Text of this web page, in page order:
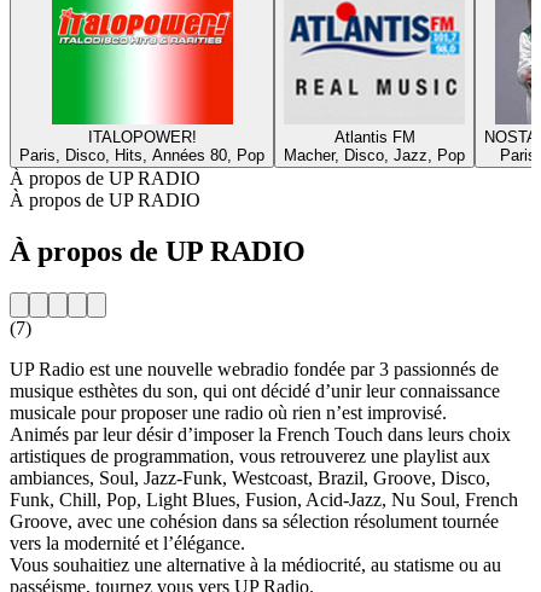
ITALOPOWER!
Paris, Disco, Hits, Années 80, Pop
Atlantis FM
Macher, Disco, Jazz, Pop
À propos de UP RADIO
À propos de UP RADIO
À propos de UP RADIO
(7)
UP Radio est une nouvelle webradio fondée par 3 passionnés de
musique esthètes du son, qui ont décidé d’unir leur connaissance
musicale pour proposer une radio où rien n’est improvisé.
Animés par leur désir d’imposer la French Touch dans leurs choix
artistiques de programmation, vous retrouverez une playlist aux
ambiances, Soul, Jazz-Funk, Westcoast, Brazil, Groove, Disco,
Funk, Chill, Pop, Light Blues, Fusion, Acid-Jazz, Nu Soul, French
Groove, avec une cohésion dans sa sélection résolument tournée
vers la modernité et l’élégance.
Vous souhaitiez une alternative à la médiocrité, au statisme ou au
passéisme, tournez vous vers UP Radio.